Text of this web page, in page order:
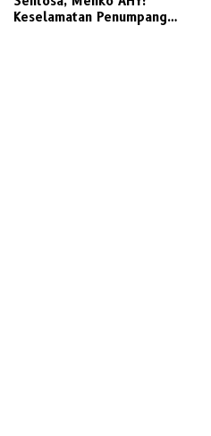
Keselamatan Penumpang